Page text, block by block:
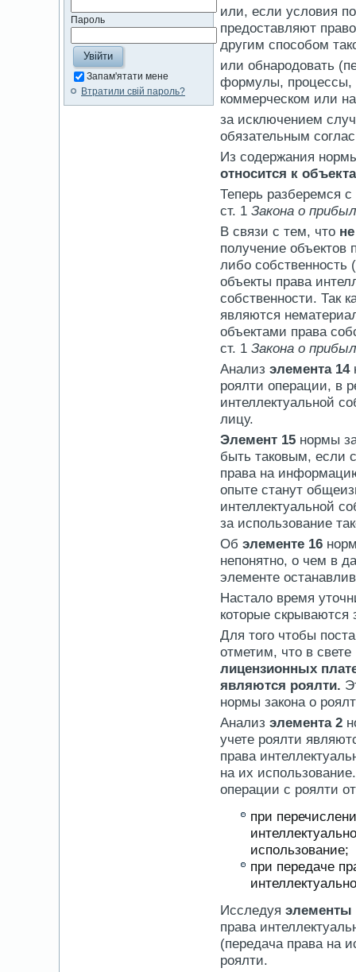
Пароль
Запам'ятати мене
Втратили свій пароль?
или, если условия
предоставляют
другим способом
или обнародовать
формулы,
коммерческом или
за исключением
обязательным
Из содержания
относится к
Теперь разберемся
ст. 1 Закона о
В связи с тем, что
получение объектов
либо собственность (
объекты права
собственности. Так
являются
объектами права
ст. 1 Закона о
Анализ элемента 14
роялти операции, в
интеллектуальной
лицу.
Элемент 15 нормы
быть таковым, если
права на
опыте станут
интеллектуальной
за использование
Об элементе 16
непонятно, о чем в
элементе
Настало время
которые скрываются
Для того чтобы
отметим, что в свете
лицензионных
являются роялти.
нормы закона о
Анализ элемента 2
учете роялти
права
на их
операции с роялти
при
использование;
при передаче
Исследуя элементы
права
(передача права на
роялти.